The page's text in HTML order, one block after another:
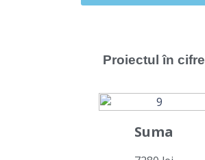
Proiectul în cifre
Suma